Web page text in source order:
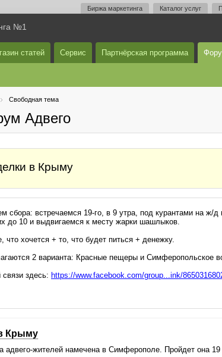
Биржа маркетинга Каталог услуг
№1
статей Сервис Партнёрская программа
Свободная тема
Адвего
в Крыму
сбора: встречаемся 19-го, в 9 утра, под курантами на ж/
до 10 и выдвигаемся к месту жарки шашлыков.
что хочется + то, что будет питься + денежку.
2 варианта: Красные пещеры и Симферопольское
здесь: https://www.facebook.com/group...ink/
Крыму
адвего-жителей намечена в Симферополе. Пройдет она